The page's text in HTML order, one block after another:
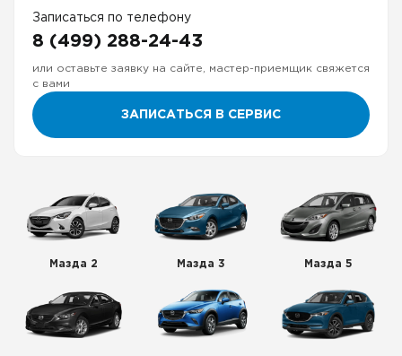
Записаться по телефону
8 (499) 288-24-43
или оставьте заявку на сайте, мастер-приемщик свяжется
с вами
ЗАПИСАТЬСЯ В СЕРВИС
Мазда 2 Мазда 3 Мазда 5